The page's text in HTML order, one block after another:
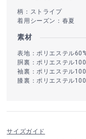
柄：ストライプ
着用シーズン：春夏
素材
表地：ポリエステル
胴裏：ポリエステル
袖裏：ポリエステル
膝裏：ポリエステル
サイズガイド